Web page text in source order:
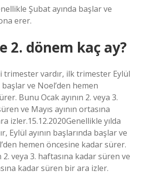
Şubat ayında başlar ve
erer.
2. dönem kaç ay?
trimester vardır, ilk trimester Eylül
başlar ve Noel’den hemen
Bunu Ocak ayının 2. veya 3.
ve Mayıs ayının ortasına
izler.15.12.2020Genellikle yılda
Eylül ayının başlarında başlar ve
hemen öncesine kadar sürer.
2. veya 3. haftasına kadar süren ve
kadar süren bir ara izler.